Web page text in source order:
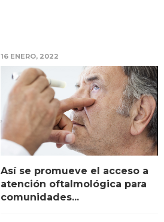
16 ENERO, 2022
Así se promueve el acceso a
atención oftalmológica para
comunidades...